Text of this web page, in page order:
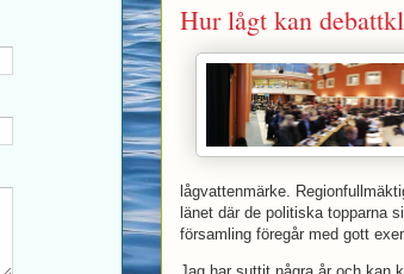
Hur lågt kan
lågvattenmärke.
länet där de politiska topparna
församling föregår med gott